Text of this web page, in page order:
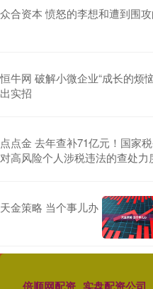
众合资本 愤怒的李想和遭到围
恒牛网 破解小微企业“成长的烦
出实招
点点金 去年查补71亿元！国家
对高风险个人涉税违法的查处力
天金策略 当个事儿办
倍顺网配资 实盘配资公司